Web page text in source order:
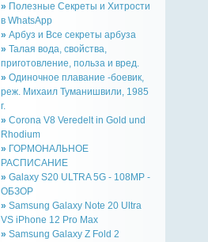
» Полезные Секреты и Хитрости
в WhatsApp
» Арбуз и Все секреты арбуза
» Талая вода, свойства,
приготовление, польза и вред.
» Одиночное плавание -боевик,
реж. Михаил Туманишвили, 1985
г.
» Corona V8 Veredelt in Gold und
Rhodium
» ГОРМОНАЛЬНОЕ
РАСПИСАНИЕ
» Galaxy S20 ULTRA 5G - 108MP -
ОБЗОР
» Samsung Galaxy Note 20 Ultra
VS iPhone 12 Pro Max
» Samsung Galaxy Z Fold 2